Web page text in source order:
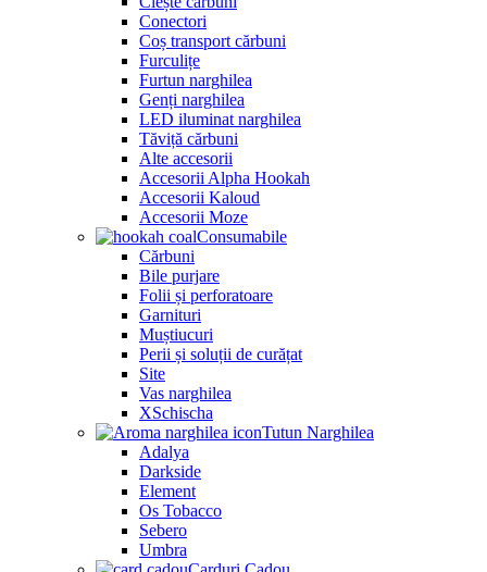
Conectori
Coș transport cărbuni
Furculițe
Furtun narghilea
Genți narghilea
LED iluminat narghilea
Tăviță cărbuni
Alte accesorii
Accesorii Alpha Hookah
Accesorii Kaloud
Accesorii Moze
Consumabile
Cărbuni
Bile purjare
Folii și perforatoare
Garnituri
Muștiucuri
Perii și soluții de curățat
Site
Vas narghilea
XSchischa
Tutun Narghilea
Adalya
Darkside
Element
Os Tobacco
Sebero
Umbra